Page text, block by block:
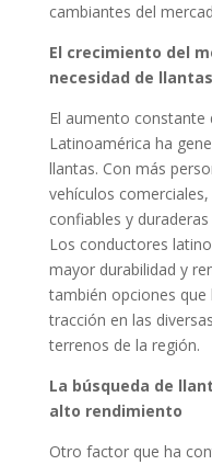
cambiantes del
El crecimiento del
necesidad de
El aumento constante
Latinoamérica ha
llantas. Con más
vehículos
confiables y
Los conductores
mayor durabilidad y
también opciones
tracción en las
terrenos de la región.
La búsqueda de
alto rendimiento
Otro factor que ha